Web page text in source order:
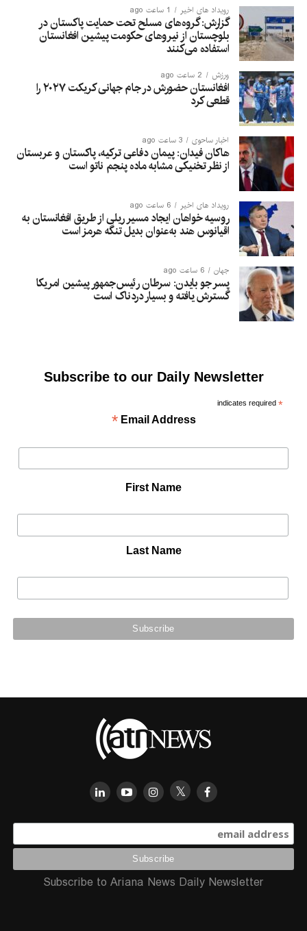
رویداد های اخیر 1 ساعت ago
گزارش: گروه‌های مسلح تحت حمایت پاکستان در
بلوچستان از نیروهای حکومت پیشین افغانستان
استفاده می‌کنند
ورزش 2 ساعت ago
افغانستان حضورش در جام جهانی کریکت ۲۰۲۷ را
قطعی کرد
اخبار ساحوی 3 ساعت ago
هاکان فیدان: پیمان دفاعی ترکیه، پاکستان و عربستان
از نظر تخنیکی مشابه ماده پنجم ناتو است
رویداد های اخیر 6 ساعت ago
روسیه خواهان ایجاد مسیر ریلی از طریق افغانستان به
اقیانوس هند به‌عنوان بدیل تنگه هرمز است
جهان 6 ساعت ago
پسر جو بایدن: سرطان رئیس‌جمهور پیشین امریکا
گسترش یافته و بسیار دردناک است
Subscribe to our Daily Newsletter
*
Email Address
*
First Name
Last Name
Subscribe to Ariana News Daily Newsletter